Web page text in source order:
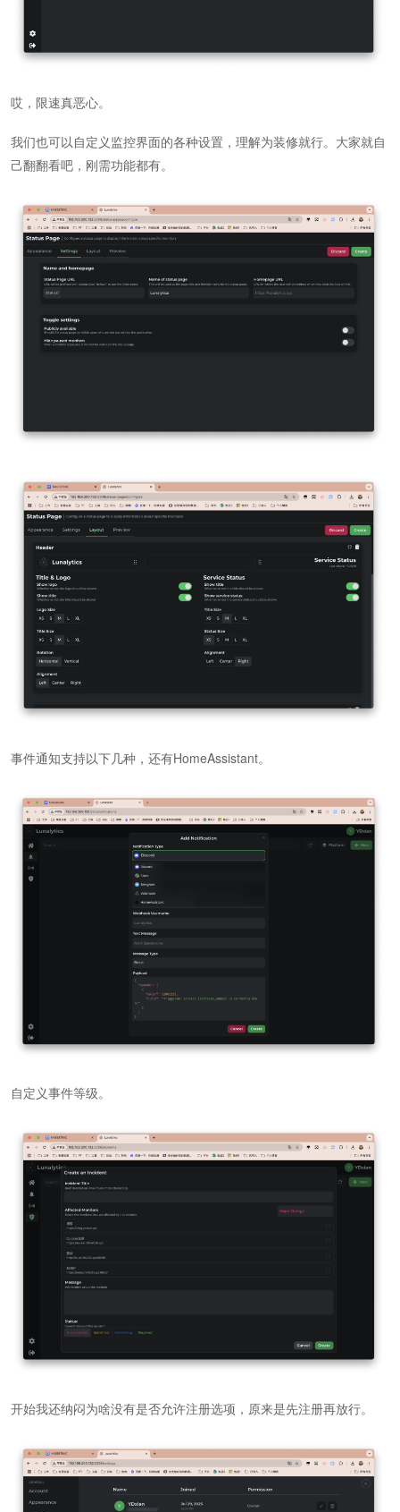
哎，限速真恶心。
我们也可以自定义监控界面的各种设置，理解为装修就行。大家就自
己翻翻看吧，刚需功能都有。
事件通知支持以下几种，还有HomeAssistant。
自定义事件等级。
开始我还纳闷为啥没有是否允许注册选项，原来是先注册再放行。